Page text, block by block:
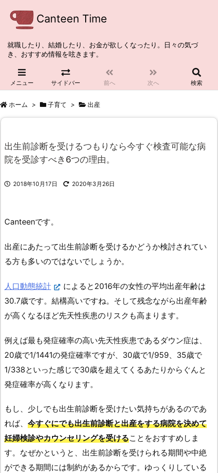
Canteen Time
就職したり、結婚したり、お金が欲しくなったり。日々の気づ
き、おすすめ情報を呟きます。
メニュー サイドバー 前へ 次へ 検索
ホーム > 子育て > 出産
出生前診断を受けるつもりなら今すぐ検査可能な病
院を受診すべき6つの理由。
2018年10月17日 2020年3月26日
Canteenです。
出産にあたって出生前診断を受けるかどうか検討されてい
る方も多いのではないでしょうか。
人口動態統計
によると2016年の女性の平均出産年齢は
30.7歳です。結構高いですね。そして残念ながら出産年齢
が高くなるほど先天性疾患のリスクも高まります。
例えば最も発症確率の高い先天性疾患であるダウン症は、
20歳で1/1441の発症確率ですが、30歳で1/959、35歳で
1/338といった感じで30歳を超えてくるあたりからぐんと
発症確率が高くなります。
もし、少しでも出生前診断を受けたい気持ちがあるのであ
れば、 今すぐにでも出生前診断と出産をする病院を決めて
妊婦検診やカウンセリングを受けることをおすすめしま
す。なぜかというと、出生前診断を受けられる期間や中絶
ができる期間には制約があるからです。ゆっくりしている